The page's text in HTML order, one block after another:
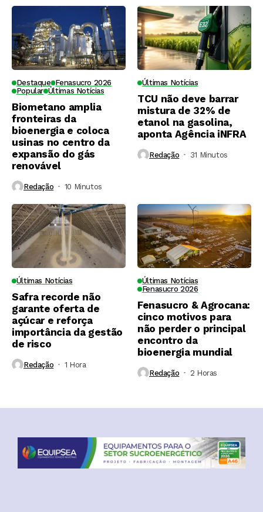
Destaque Fenasucro 2026
Popular Últimas Notícias
Biometano amplia
fronteiras da
bioenergia e coloca
usinas no centro da
expansão do gás
renovável
Redação 10 Minutos ⁮
Últimas Notícias
TCU não deve barrar
mistura de 32% de
etanol na gasolina,
aponta Agência iNFRA
Redação 31 Minutos ⁮
Últimas Notícias
Safra recorde não
garante oferta de
açúcar e reforça
importância da gestão
de risco
Redação 1 Hora ⁮
Últimas Notícias
Fenasucro 2026
Fenasucro & Agrocana:
cinco motivos para
não perder o principal
encontro da
bioenergia mundial
Redação 2 Horas ⁮